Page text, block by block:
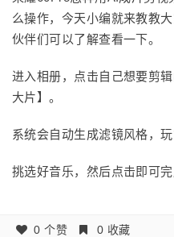
么操作，今天小编就来教教
伙伴们可以了解查看一下。
进入相册，点击自己想要剪
大片】。
系统会自动生成滤镜风格，玩
挑选好音乐，然后点击即可完
0 个赞 0 收藏